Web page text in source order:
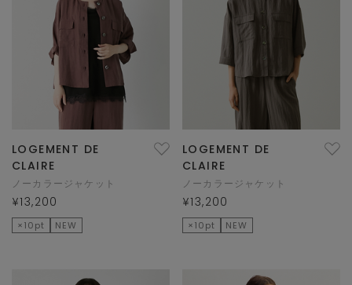
LOGEMENT DE
CLAIRE
ノーカラージャケット
¥13,200
×10pt NEW
LOGEMENT DE
CLAIRE
ノーカラージャケット
¥13,200
×10pt NEW